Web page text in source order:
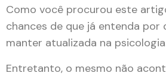
Como você procurou este
chances de que já entenda por
manter atualizada na
Entretanto, o mesmo não